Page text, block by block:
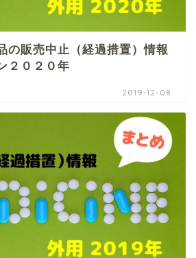
の販売中止（経過措置）情報
２０２０年
2019-12-08